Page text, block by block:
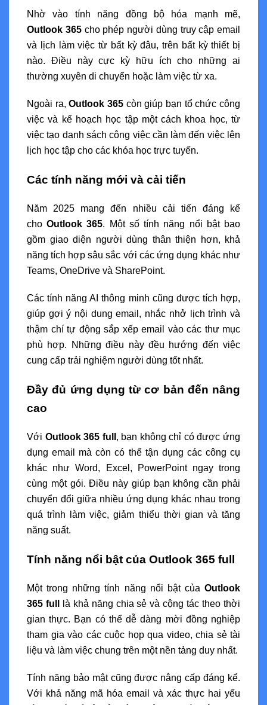
Nhờ vào tính năng đồng bộ hóa mạnh mẽ,
Outlook 365cho phép người dùng truy cập email
và lịch làm việc từ bất kỳ đâu, trên bất kỳ thiết bị
nào. Điều này cực kỳ hữu ích cho những ai
thường xuyên di chuyển hoặc làm việc từ xa.
Ngoài ra,Outlook 365 còn giúp bạn tổ chức công
việc và kế hoạch học tập một cách khoa học, từ
việc tạo danh sách công việc cần làm đến việc lên
lịch học tập cho các khóa học trực tuyến.
Các tính năng mới và cải tiến
Năm 2025 mang đến nhiều cải tiến đáng kể
choOutlook 365. Một số tính năng nổi bật bao
gồm giao diện người dùng thân thiện hơn, khả
năng tích hợp sâu sắc với các ứng dụng khác như
Teams, OneDrive và SharePoint.
Các tính năng AI thông minh cũng được tích hợp,
giúp gợi ý nội dung email, nhắc nhở lịch trình và
thậm chí tự động sắp xếp email vào các thư mục
phù hợp. Những điều này đều hướng đến việc
cung cấp trải nghiệm người dùng tốt nhất.
Đầy đủ ứng dụng từ cơ bản đến nâng
cao
Với Outlook 365 full , bạn không chỉ có được ứng
dụng email mà còn có thể tận dụng các công cụ
khác như Word, Excel, PowerPoint ngay trong
cùng một gói. Điều này giúp bạn không cần phải
chuyển đổi giữa nhiều ứng dụng khác nhau trong
quá trình làm việc, giảm thiểu thời gian và tăng
năng suất.
Tính năng nổi bật của Outlook 365 full
Một trong những tính năng nổi bật của Outlook
365 full
là khả năng chia sẻ và cộng tác theo thời
gian thực. Bạn có thể dễ dàng mời đồng nghiệp
tham gia vào các cuộc họp qua video, chia sẻ tài
liệu và làm việc chung trên một nền tảng duy nhất.
Tính năng bảo mật cũng được nâng cấp đáng kể.
Với khả năng mã hóa email và xác thực hai yếu